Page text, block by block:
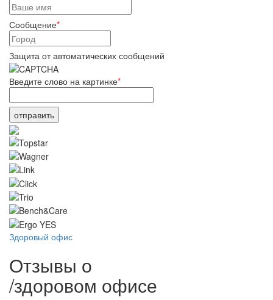
Сообщение*
Защита от автоматических сообщений
Введите слово на картинке*
Здоровый офис
Отзывы о
/здоровом офисе